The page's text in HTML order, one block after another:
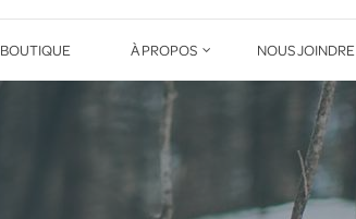
BOUTIQUE À PROPOS NOUS JOINDRE